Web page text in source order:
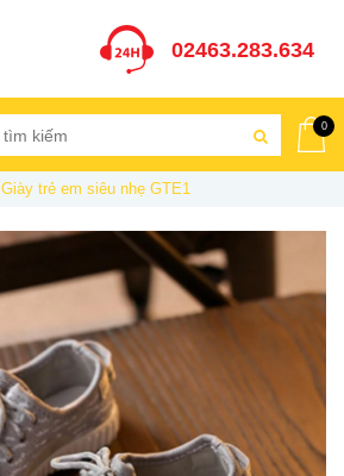
02463.283.634
0
Giày trẻ em siêu nhẹ GTE1